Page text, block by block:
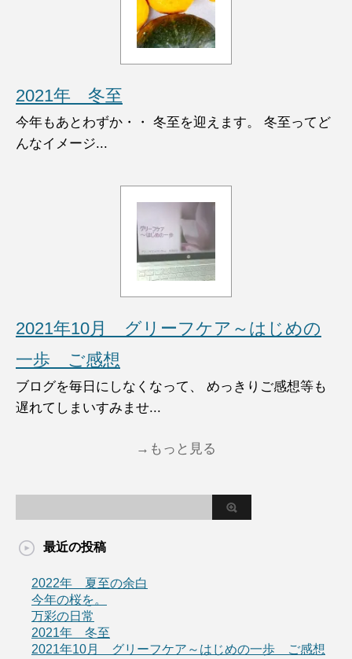
2021年 冬至
今年もあとわずか・・ 冬至を迎えます。 冬至ってど
んなイメージ...
2021年10月 グリーフケア～はじめの
一歩 ご感想
ブログを毎日にしなくなって、 めっきりご感想等も
遅れてしまいすみませ...
→もっと見る
最近の投稿
2022年 夏至の余白
今年の桜を。
万彩の日常
2021年 冬至
2021年10月 グリーフケア～はじめの一歩 ご感想